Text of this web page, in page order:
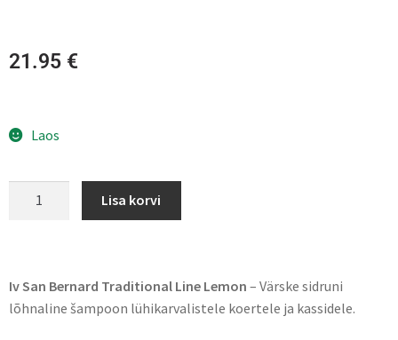
21.95 €
Laos
Lisa korvi
Iv San Bernard Traditional Line Lemon – Värske sidruni
lõhnaline šampoon lühikarvalistele koertele ja kassidele.